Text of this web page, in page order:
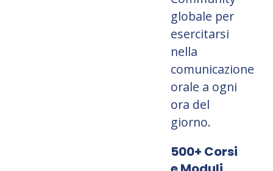
globale per
esercitarsi
nella
comunicazione
orale a ogni
ora del
giorno.
500+ Corsi